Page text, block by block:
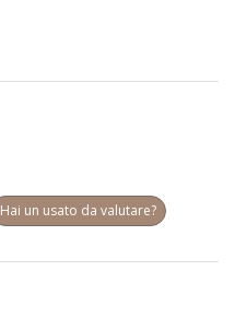
Hai un usato da valutare?